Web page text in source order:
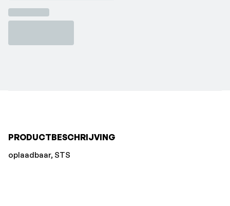
PRODUCTBESCHRIJVING
oplaadbaar, STS